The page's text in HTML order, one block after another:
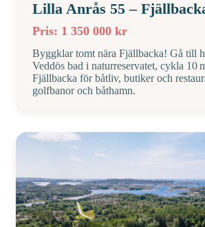
Lilla Anrås 55 –
Pris: 1 350 000 kr
Byggklar tomt nära Fjällbacka! Gå till
Veddös bad i naturreservatet, cykla 10
Fjällbacka för båtliv, butiker och
golfbanor och båthamn.